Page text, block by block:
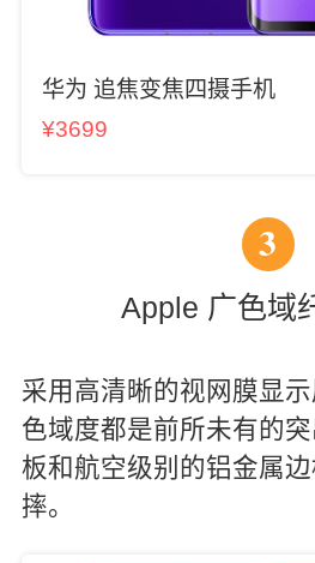
华为 追焦变焦四摄手机
¥3699
3
Apple 广色域
采用高清晰的视网膜显
色域度都是前所未有的
板和航空级别的铝金属
摔。